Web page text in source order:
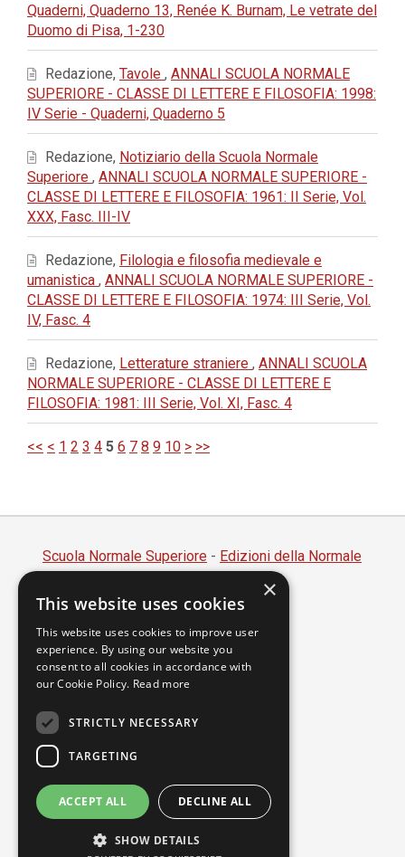
Quaderni, Quaderno 13, Renée K. Burnam, Le vetrate del
Duomo di Pisa, 1-230
Redazione, Tavole , ANNALI SCUOLA NORMALE
SUPERIORE - CLASSE DI LETTERE E FILOSOFIA: 1998:
IV Serie - Quaderni, Quaderno 5
Redazione, Notiziario della Scuola Normale
Superiore , ANNALI SCUOLA NORMALE SUPERIORE -
CLASSE DI LETTERE E FILOSOFIA: 1961: II Serie, Vol.
XXX, Fasc. III-IV
Redazione, Filologia e filosofia medievale e
umanistica , ANNALI SCUOLA NORMALE SUPERIORE -
CLASSE DI LETTERE E FILOSOFIA: 1974: III Serie, Vol.
IV, Fasc. 4
Redazione, Letterature straniere , ANNALI SCUOLA
NORMALE SUPERIORE - CLASSE DI LETTERE E
FILOSOFIA: 1981: III Serie, Vol. XI, Fasc. 4
<< < 1 2 3 4 5 6 7 8 9 10 > >>
Scuola Normale Superiore - Edizioni della Normale
Piazza dei Cavalieri, 7 - 56126 Pisa
Codice fiscale 80005050507
Partita IVA 00420000507
segreteria.annali@sns.it
Accessibilità
Privacy
×
This website uses cookies
This website uses cookies to improve user
experience. By using our website you
consent to all cookies in accordance with
our Cookie Policy. Read more
STRICTLY NECESSARY
TARGETING
ACCEPT ALL DECLINE ALL
SHOW DETAILS